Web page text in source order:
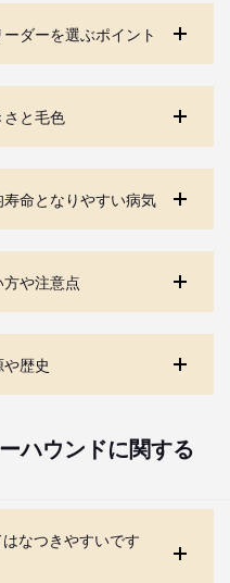
ダーを選ぶポイント
と毛色
命となりやすい病気
や注意点
歴史
ハウンドに関する
なつきやすいです